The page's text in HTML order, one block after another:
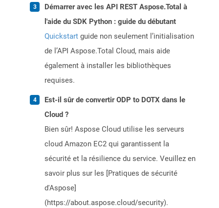
Démarrer avec les API REST Aspose.Total à
l'aide du SDK Python : guide du débutant
Quickstart guide non seulement l’initialisation
de l’API Aspose.Total Cloud, mais aide
également à installer les bibliothèques
requises.
Est-il sûr de convertir ODP to DOTX dans le
Cloud ?
Bien sûr! Aspose Cloud utilise les serveurs
cloud Amazon EC2 qui garantissent la
sécurité et la résilience du service. Veuillez en
savoir plus sur les [Pratiques de sécurité
d'Aspose]
(https://about.aspose.cloud/security).